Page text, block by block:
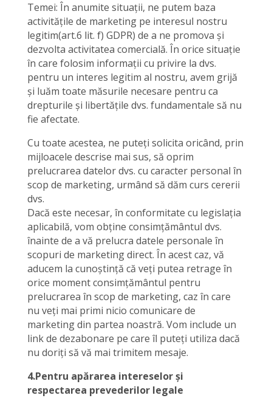
Temei: În anumite situații, ne putem baza
activitățile de marketing pe interesul nostru
legitim(art.6 lit. f) GDPR) de a ne promova și
dezvolta activitatea comercială. În orice situație
în care folosim informații cu privire la dvs.
pentru un interes legitim al nostru, avem grijă
și luăm toate măsurile necesare pentru ca
drepturile și libertățile dvs. fundamentale să nu
fie afectate.
Cu toate acestea, ne puteți solicita oricând, prin
mijloacele descrise mai sus, să oprim
prelucrarea datelor dvs. cu caracter personal în
scop de marketing, urmând să dăm curs cererii
dvs.
Dacă este necesar, în conformitate cu legislația
aplicabilă, vom obține consimțământul dvs.
înainte de a vă prelucra datele personale în
scopuri de marketing direct. În acest caz, vă
aducem la cunoștință că veți putea retrage în
orice moment consimțământul pentru
prelucrarea în scop de marketing, caz în care
nu veți mai primi nicio comunicare de
marketing din partea noastră. Vom include un
link de dezabonare pe care îl puteți utiliza dacă
nu doriți să vă mai trimitem mesaje.
4.Pentru apărarea intereselor și
respectarea prevederilor legale